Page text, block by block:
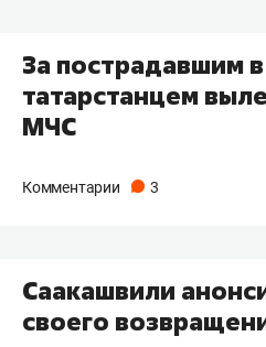
За пострадавшим
татарстанцем
МЧС
Комментарии 3
Саакашвили
своего